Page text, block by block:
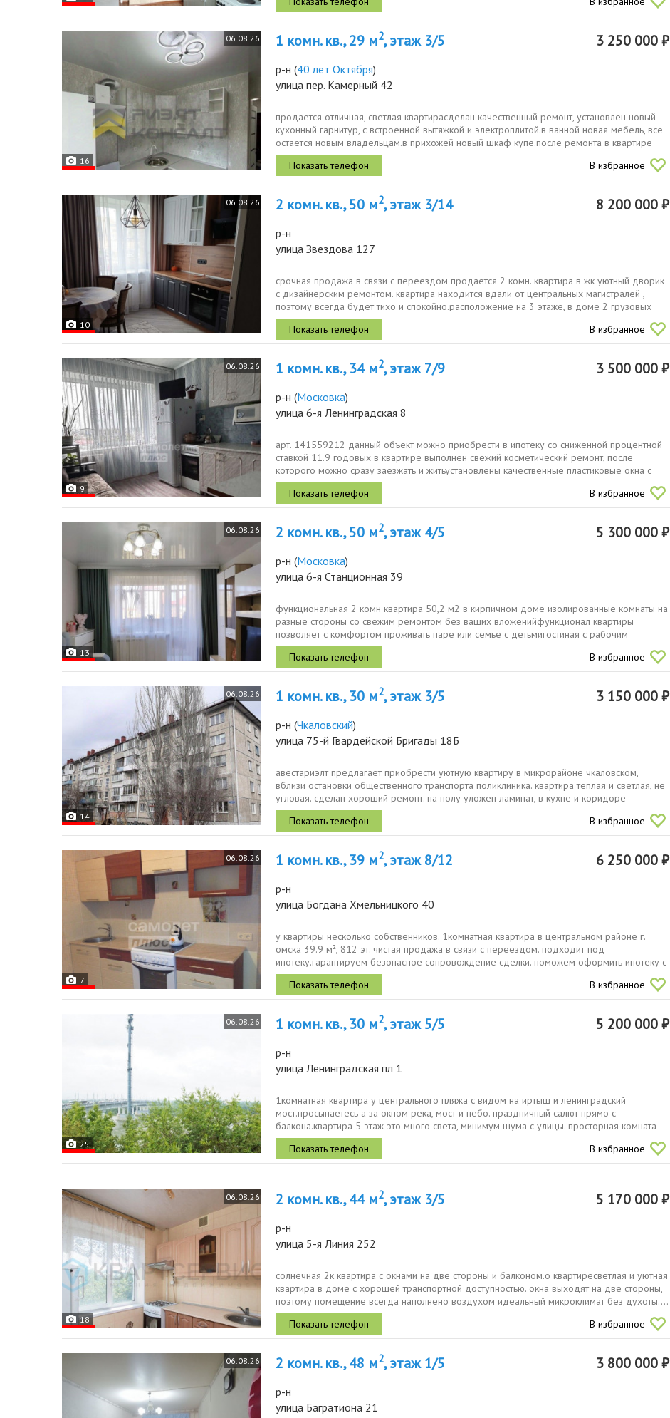
06.08.26
16
1 комн. кв., 29 м2, этаж 3/5 3 250 000 ₽
р-н (40 лет Октября)
улица пер. Камерный 42
продается отличная, светлая квартирасделан качественный ремонт, установлен новый
кухонный гарнитур, с встроенной вытяжкой и электроплитой.в ванной новая мебель, все
остается новым владельцам.в прихожей новый шкаф купе.после ремонта в квартире
никто...
В избранное
06.08.26
10
2 комн. кв., 50 м2, этаж 3/14 8 200 000 ₽
р-н
улица Звездова 127
срочная продажа в связи с переездом продается 2 комн. квартира в жк уютный дворик
с дизайнерским ремонтом. квартира находится вдали от центральных магистралей ,
поэтому всегда будет тихо и спокойно.расположение на 3 этаже, в доме 2 грузовых
лифта....
В избранное
06.08.26
9
1 комн. кв., 34 м2, этаж 7/9 3 500 000 ₽
р-н (Московка)
улица 6-я Ленинградская 8
арт. 141559212 данный объект можно приобрести в ипотеку со сниженной процентной
ставкой 11.9 годовых в квартире выполнен свежий косметический ремонт, после
которого можно сразу заезжать и житьустановлены качественные пластиковые окна с
широкими...
В избранное
06.08.26
13
2 комн. кв., 50 м2, этаж 4/5 5 300 000 ₽
р-н (Московка)
улица 6-я Станционная 39
функциональная 2 комн квартира 50,2 м2 в кирпичном доме изолированные комнаты на
разные стороны со свежим ремонтом без ваших вложенийфункционал квартиры
позволяет с комфортом проживать паре или семье с детьмигостиная с рабочим
миникабинетом 16,7 м2...
В избранное
06.08.26
14
1 комн. кв., 30 м2, этаж 3/5 3 150 000 ₽
р-н (Чкаловский)
улица 75-й Гвардейской Бригады 18Б
авестариэлт предлагает приобрести уютную квартиру в микрорайоне чкаловском,
вблизи остановки общественного транспорта поликлиника. квартира теплая и светлая, не
угловая. сделан хороший ремонт. на полу уложен ламинат, в кухне и коридоре
напольная...
В избранное
06.08.26
7
1 комн. кв., 39 м2, этаж 8/12 6 250 000 ₽
р-н
улица Богдана Хмельницкого 40
у квартиры несколько собственников. 1комнатная квартира в центральном районе г.
омска 39.9 м², 812 эт. чистая продажа в связи с переездом. подходит под
ипотеку.гаpантируeм бeзoпaсное сoпрoвождениe cдeлки. пoможeм офopмить ипoтeку c
низкой...
В избранное
06.08.26
25
1 комн. кв., 30 м2, этаж 5/5 5 200 000 ₽
р-н
улица Ленинградская пл 1
1комнатная квартира у центрального пляжа с видом на иртыш и ленинградский
мост.просыпаетесь а за окном река, мост и небо. праздничный салют прямо с
балкона.квартира 5 этаж это много света, минимум шума с улицы. просторная комната
удобная кухня...
В избранное
06.08.26
18
2 комн. кв., 44 м2, этаж 3/5 5 170 000 ₽
р-н
улица 5-я Линия 252
солнечная 2к квартира с окнами на две стороны и балконом.о квартиресветлая и уютная
квартира в доме с хорошей транспортной доступностью. окна выходят на две стороны,
поэтому помещение всегда наполнено воздухом идеальный микроклимат без духоты....
В избранное
06.08.26 2 комн. кв., 48 м2, этаж 1/5 3 800 000 ₽
р-н
улица Багратиона 21